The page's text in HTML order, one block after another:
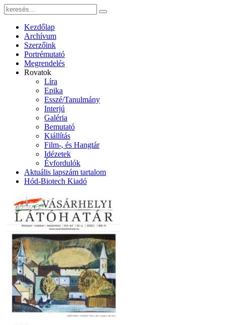
Kezdőlap
Archívum
Szerzőink
Portrémutató
Megrendelés
Rovatok
Líra
Epika
Esszé/Tanulmány
Interjú
Galéria
Bemutató
Kiállítás
Film-, és Hangtár
Idézetek
Évfordulók
Aktuális lapszám tartalom
Hód-Biotech Kiadó